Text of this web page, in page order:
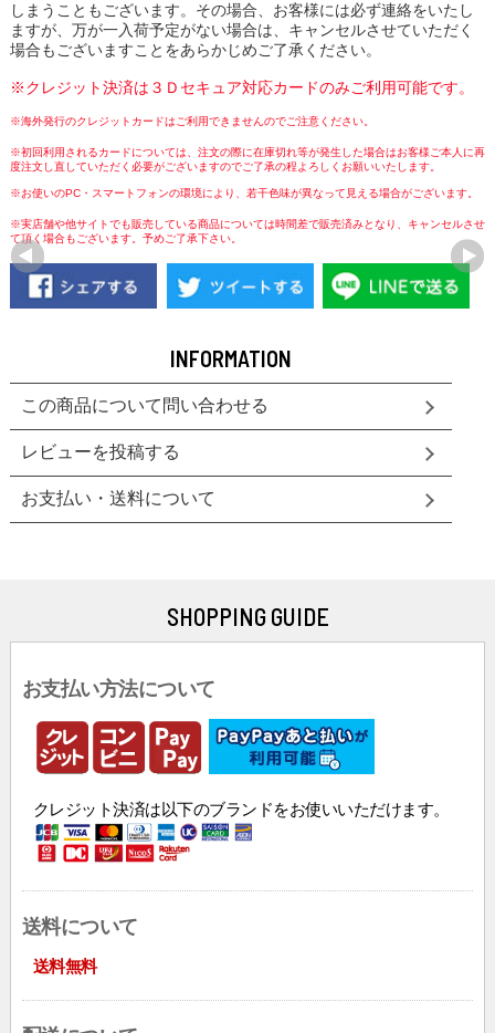
しまうこともございます。その場合、お客様には必ず連絡をいたし
ますが、万が一入荷予定がない場合は、キャンセルさせていただく
場合もございますことをあらかじめご了承ください。
※クレジット決済は３Ｄセキュア対応カードのみご利用可能です。
※海外発行のクレジットカードはご利用できませんのでご注意ください。
※初回利用されるカードについては、注文の際に在庫切れ等が発生した場合はお客様ご本人に再
度注文し直していただく必要がございますのでご了承の程よろしくお願いいたします。
※お使いのPC・スマートフォンの環境により、若干色味が異なって見える場合がございます。
※実店舗や他サイトでも販売している商品については時間差で販売済みとなり、キャンセルさせ
て頂く場合もございます。予めご了承下さい。
INFORMATION
この商品について問い合わせる
レビューを投稿する
お支払い・送料について
SHOPPING GUIDE
お支払い方法について
クレジット決済は以下のブランドをお使いいただけます。
送料について
送料無料